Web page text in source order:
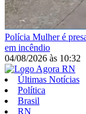
Polícia Mulher é
em incêndio
04/08/2026 às 10:32
Últimas Notícias
Política
Brasil
RN